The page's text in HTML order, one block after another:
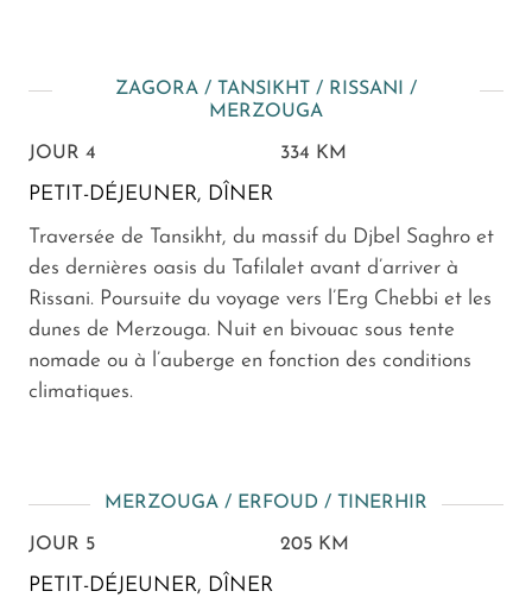
ZAGORA / TANSIKHT / RISSANI /
MERZOUGA
JOUR 4 334 KM
PETIT-DÉJEUNER, DÎNER
Traversée de Tansikht, du massif du Djbel Saghro et
des dernières oasis du Tafilalet avant d’arriver à
Rissani. Poursuite du voyage vers l’Erg Chebbi et les
dunes de Merzouga. Nuit en bivouac sous tente
nomade ou à l’auberge en fonction des conditions
climatiques.
MERZOUGA / ERFOUD / TINERHIR
JOUR 5 205 KM
PETIT-DÉJEUNER, DÎNER